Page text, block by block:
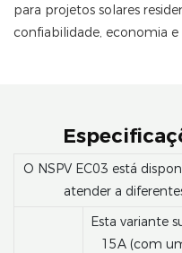
para projetos solares
confiabilidade, economia e
O NSPV EC03 está
atender a
Esta variante
15A (com